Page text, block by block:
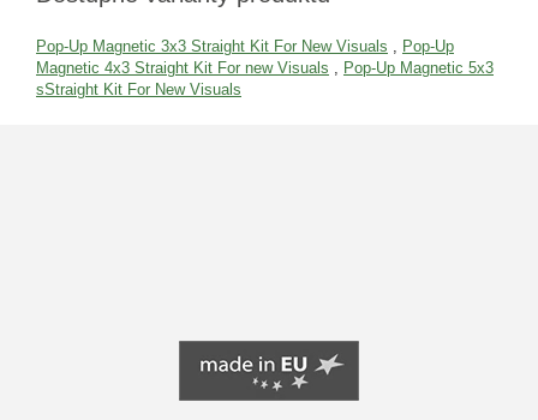
Pop-Up Magnetic 3x3 Straight Kit For New Visuals
Pop-Up
Magnetic 4x3 Straight Kit For new Visuals
Pop-Up Magnetic 5x3
sStraight Kit For New Visuals